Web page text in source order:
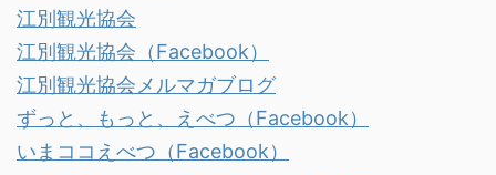
江別観光協会
江別観光協会（Facebook）
江別観光協会メルマガブログ
ずっと、もっと、えべつ（Facebook）
いまココえべつ（Facebook）